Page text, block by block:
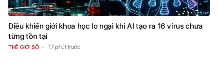
Điều khiến giới khoa học lo ngại khi AI tạo ra 16 virus chưa
từng tồn tại
THẾ GIỚI SỐ 17 phút trước